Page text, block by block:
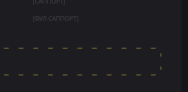
[ФУЛ САППОРТ]